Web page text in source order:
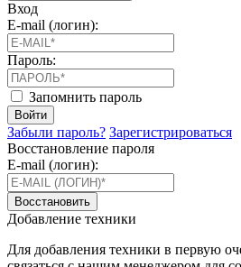
Вход
E-mail (логин):
Пароль:
Запомнить пароль
Войти
Забыли пароль? Зарегистрироваться
Восстановление пароля
E-mail (логин):
Восстановить
Добавление техники
Для добавления техники в первую